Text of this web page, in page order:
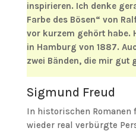
inspirieren. Ich denke
Farbe des Bösen“ von
vor kurzem gehört habe.
in Hamburg von 1887.
zwei Bänden, die mir gut
Sigmund Freud
In historischen
wieder real verbürgte